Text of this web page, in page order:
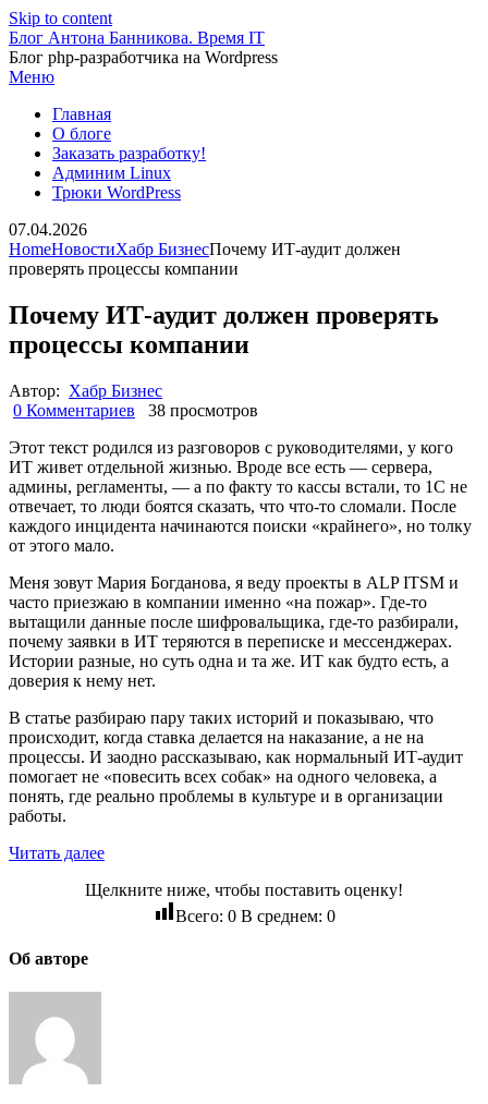
Skip to content
Блог Антона Банникова. Время IT
Блог php-разработчика на Wordpress
Меню
Главная
О блоге
Заказать разработку!
Админим Linux
Трюки WordPress
07.04.2026
HomeНовостиХабр БизнесПочему ИТ-аудит должен
проверять процессы компании
Почему ИТ-аудит должен проверять
процессы компании
Автор: Хабр Бизнес
0 Комментариев
38 просмотров
Этот текст родился из разговоров с руководителями, у кого
ИТ живет отдельной жизнью. Вроде все есть — сервера,
админы, регламенты, — а по факту то кассы встали, то 1С не
отвечает, то люди боятся сказать, что что‑то сломали. После
каждого инцидента начинаются поиски «крайнего», но толку
от этого мало.
Меня зовут Мария Богданова, я веду проекты в ALP ITSM и
часто приезжаю в компании именно «на пожар». Где‑то
вытащили данные после шифровальщика, где‑то разбирали,
почему заявки в ИТ теряются в переписке и мессенджерах.
Истории разные, но суть одна и та же. ИТ как будто есть, а
доверия к нему нет.
В статье разбираю пару таких историй и показываю, что
происходит, когда ставка делается на наказание, а не на
процессы. И заодно рассказываю, как нормальный ИТ‑аудит
помогает не «повесить всех собак» на одного человека, а
понять, где реально проблемы в культуре и в организации
работы.
Читать далее
Щелкните ниже, чтобы поставить оценку!
Всего: 0В среднем: 0
Об авторе